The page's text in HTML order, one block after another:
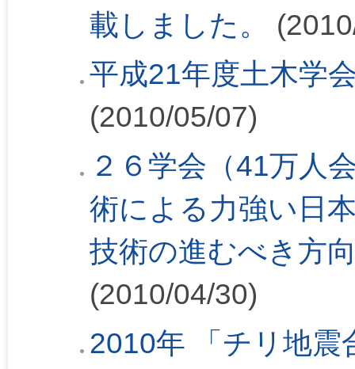
載しました。
平成21年度土木学
(2010/05/07)
２６学会（41万人
術による力強い日
技術の進むべき方
(2010/04/30)
2010年 「チリ地震